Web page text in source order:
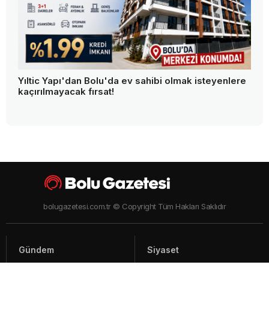
Yıltic Yapı'dan Bolu'da ev sahibi olmak isteyenlere
kaçırılmayacak fırsat!
bolugazetesi.com.tr © Copyright Tüm Hakları Saklıdır
Gündem Siyaset